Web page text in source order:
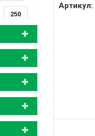
250
Артикул: